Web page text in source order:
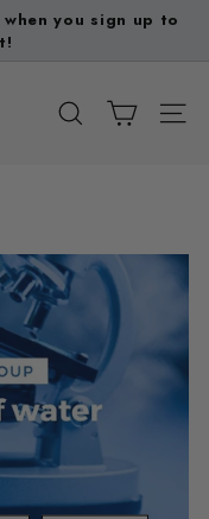
you sign up to
BUSCAR